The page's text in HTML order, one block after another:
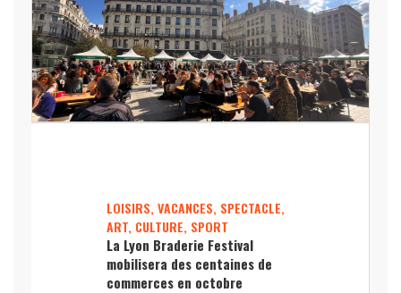
LOISIRS, VACANCES, SPECTACLE,
ART, CULTURE, SPORT
La Lyon Braderie Festival
mobilisera des centaines de
commerces en octobre